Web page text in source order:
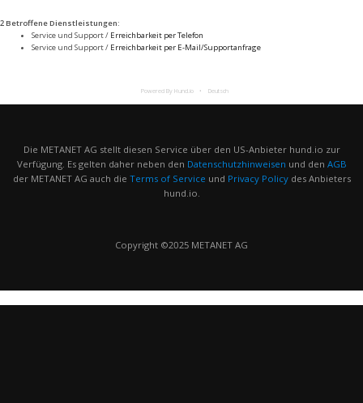
2 Betroffene Dienstleistungen:
Service und Support / Erreichbarkeit per Telefon
Service und Support / Erreichbarkeit per E-Mail/Supportanfrage
Powered By Hund.io Deutsch
Die METANET AG stellt diesen Service über den US-Anbieter hund.io zur
Verfügung. Es gelten daher neben den Datenschutzhinweisen und den AGB
der METANET AG auch die Terms of Service und Privacy Policydes Anbieters
hund.io.
Copyright ©2025 METANET AG